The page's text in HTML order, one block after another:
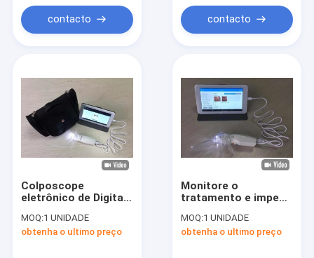
contacto contacto
Colposcope
eletrônico de Digitas
avoirdupois da cor
do AMIGO com
MOQ:1 UNIDADE
obtenha o ultimo preço
Monitore o
tratamento e impeça
Colposcope de
Digitas do retorno -
MOQ:1 UNIDADE
obtenha o ultimo preço